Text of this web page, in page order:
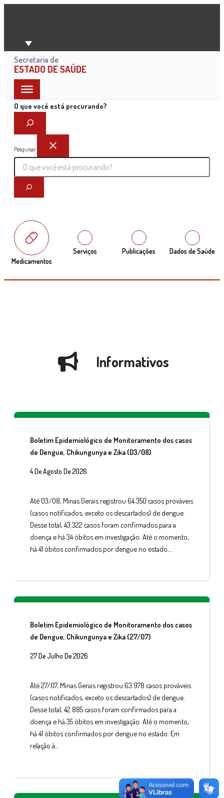
Ir
conteúdo
Secretaria de
ESTADO DE SAÚDE
O que você está procurando?
Pesquisar
Medicamentos
Serviços Publicações Dados de Saúde
Informativos
Boletim Epidemiológico de Monitoramento dos casos
de Dengue, Chikungunya e Zika (03/08)
4 De Agosto De 2026
Até 03/08, Minas Gerais registrou 64.350 casos prováveis
(casos notificados, exceto os descartados) de dengue.
Desse total, 43.322 casos foram confirmados para a
doença e há 34 óbitos em investigação. Até o momento,
há 41 óbitos confirmados por dengue no estado….
Boletim Epidemiológico de Monitoramento dos casos
de Dengue, Chikungunya e Zika (27/07)
27 De Julho De 2026
Até 27/07, Minas Gerais registrou 63.978 casos prováveis
(casos notificados, exceto os descartados) de dengue.
Desse total, 42.885 casos foram confirmados para a
doença e há 35 óbitos em investigação. Até o momento,
há 41 óbitos confirmados por dengue no estado. Em
relação à…